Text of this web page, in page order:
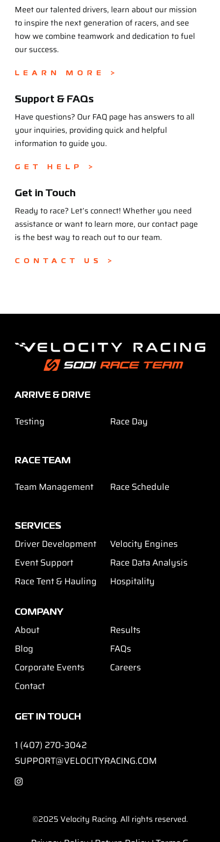
Meet our talented drivers, learn about our mission
to inspire the next generation of racers, and see
how we combine teamwork and dedication to fuel
our success.
LEARN MORE >
Support & FAQs
Have questions? Our FAQ page has answers to all
your inquiries, providing quick and helpful
information to guide you.
GET HELP >
Get in Touch
Ready to race? Let’s connect! Whether you need
assistance or want to learn more, our contact page
is the best way to reach out to our team.
CONTACT US >
ARRIVE & DRIVE
Testing Race Day
RACE TEAM
Team Management Race Schedule
SERVICES
Driver Development
Velocity Engines
Event Support
Race Data Analysis
Race Tent & Hauling
Hospitality
COMPANY
About
Results
Blog
FAQs
Corporate Events
Careers
Contact
GET IN TOUCH
1 (407) 270-3042
SUPPORT@VELOCITYRACING.COM
©2025 Velocity Racing. All rights reserved.